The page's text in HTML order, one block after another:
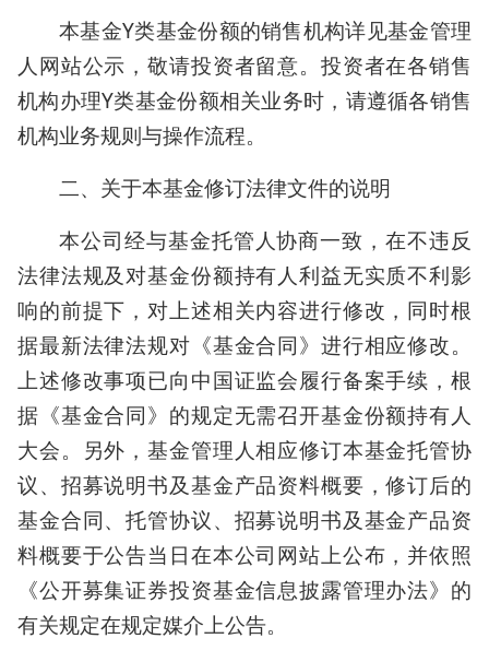
本基金Y类基金份额的销售机构详见基金管理
人网站公示，敬请投资者留意。投资者在各销售
机构办理Y类基金份额相关业务时，请遵循各销售
机构业务规则与操作流程。
二、关于本基金修订法律文件的说明
本公司经与基金托管人协商一致，在不违反
法律法规及对基金份额持有人利益无实质不利影
响的前提下，对上述相关内容进行修改，同时根
据最新法律法规对《基金合同》进行相应修改。
上述修改事项已向中国证监会履行备案手续，根
据《基金合同》的规定无需召开基金份额持有人
大会。另外，基金管理人相应修订本基金托管协
议、招募说明书及基金产品资料概要，修订后的
基金合同、托管协议、招募说明书及基金产品资
料概要于公告当日在本公司网站上公布，并依照
《公开募集证券投资基金信息披露管理办法》的
有关规定在规定媒介上公告。